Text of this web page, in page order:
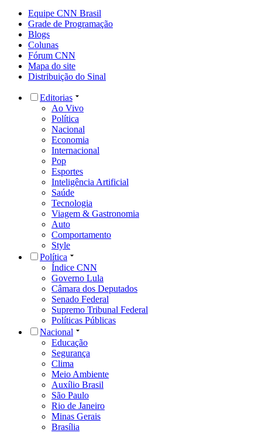
Equipe CNN Brasil
Grade de Programação
Blogs
Colunas
Fórum CNN
Mapa do site
Distribuição do Sinal
Editorias
Ao Vivo
Política
Nacional
Economia
Internacional
Pop
Esportes
Inteligência Artificial
Saúde
Tecnologia
Viagem & Gastronomia
Auto
Comportamento
Style
Política
Índice CNN
Governo Lula
Câmara dos Deputados
Senado Federal
Supremo Tribunal Federal
Políticas Públicas
Nacional
Educação
Segurança
Clima
Meio Ambiente
Auxílio Brasil
São Paulo
Rio de Janeiro
Minas Gerais
Brasília